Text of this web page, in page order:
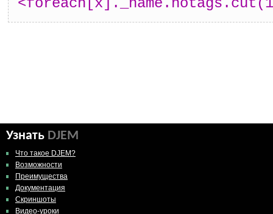
Узнать DJEM
Что такое DJEM?
Возможности
Преимущества
Документация
Скриншоты
Видео-уроки